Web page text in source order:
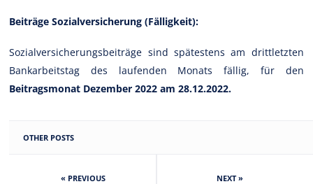
Beiträge Sozialversicherung (Fälligkeit):
Sozialversicherungsbeiträge sind spätestens am drittletzten
Bankarbeitstag des laufenden Monats fällig, für den
Beitragsmonat Dezember 2022 am 28.12.2022.
OTHER POSTS
« PREVIOUS NEXT »